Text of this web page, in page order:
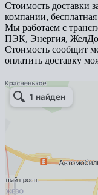
Стоимость доставки
компании,
Мы работаем с
ПЭК, Энергия,
Стоимость сообщит
оплатить доставку
Арметкон
Металлическая мебель в
Торговое оборудование в